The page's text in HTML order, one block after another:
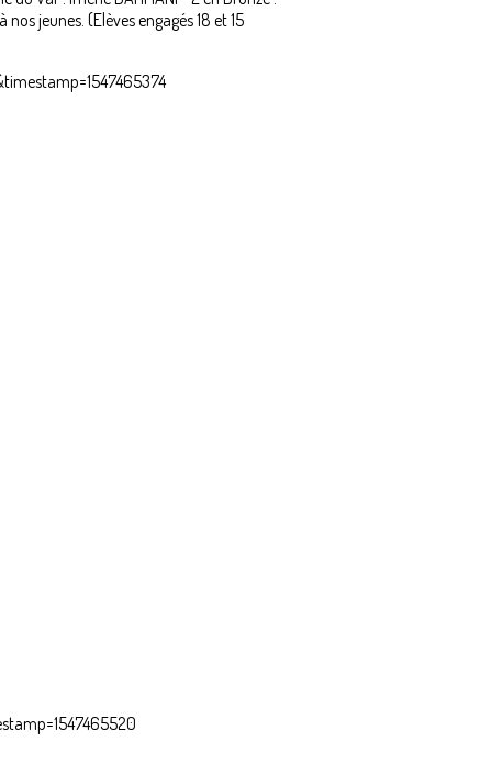
jeunes. (Elèves engagés 18 et 15